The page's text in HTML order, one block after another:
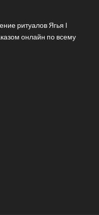
ритуалов Ягья |
онлайн по всему